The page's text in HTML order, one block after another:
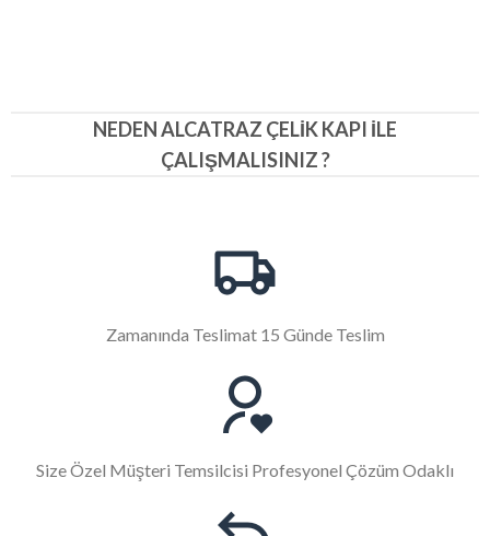
NEDEN ALCATRAZ ÇELIK KAPI İLE
ÇALIŞMALISINIZ ?
Zamanında Teslimat 15 Günde Teslim
Size Özel Müşteri Temsilcisi Profesyonel Çözüm Odaklı